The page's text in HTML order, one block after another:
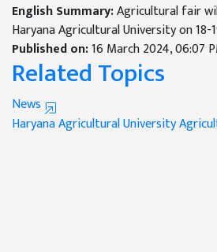
English Summary:Agricultural fair
Haryana Agricultural University on 18-
Published on:16 March 2024, 06:07
Related Topics
News
Haryana Agricultural University